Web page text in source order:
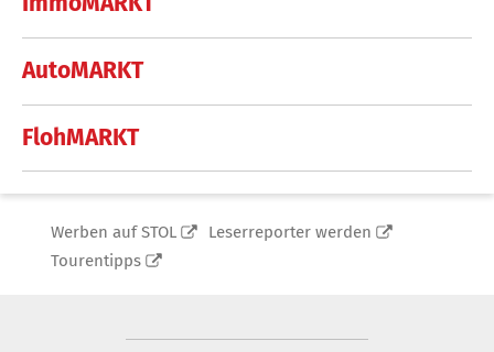
AutoMARKT
FlohMARKT
Werben auf STOL
Leserreporter werden
Tourentipps